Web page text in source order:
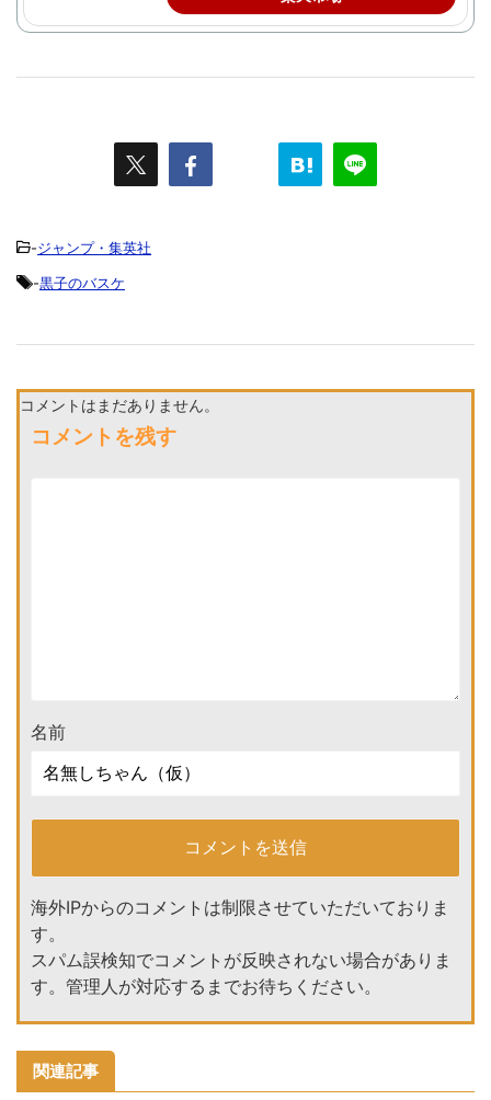
-ジャンプ・集英社
-黒子のバスケ
コメントはまだありません。
コメントを残す
名前
海外IPからのコメントは制限させていただいておりま
す。
スパム誤検知でコメントが反映されない場合がありま
す。管理人が対応するまでお待ちください。
関連記事